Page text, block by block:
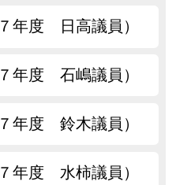
年度 日高議員）
年度 石嶋議員）
年度 鈴木議員）
年度 水柿議員）